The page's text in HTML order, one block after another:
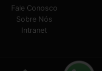
Fale Conosco
Sobre Nós
Intranet